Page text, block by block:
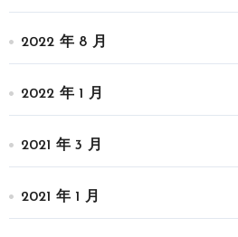
2022 年 8 月
2022 年 1 月
2021 年 3 月
2021 年 1 月